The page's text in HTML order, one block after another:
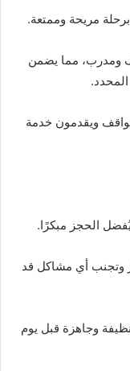
مريحة وممتعة.
ومدرب، مما يضمن
ويقدمون خدمة
الحجز مبكرًا.
وتجنب أي مشاكل قد
وجاهزة قبل يوم